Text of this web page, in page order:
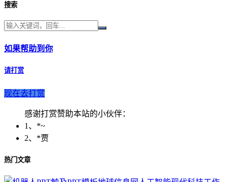
搜索
如果帮助到你
请打赏
现在去打赏
感谢打赏赞助本站的小伙伴：
1、*~
2、*贾
热门文章